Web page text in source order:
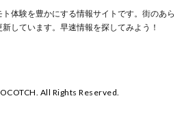
体験を豊かにする情報サイトです。街のあら
しています。早速情報を探してみよう！
All Rights Reserved.